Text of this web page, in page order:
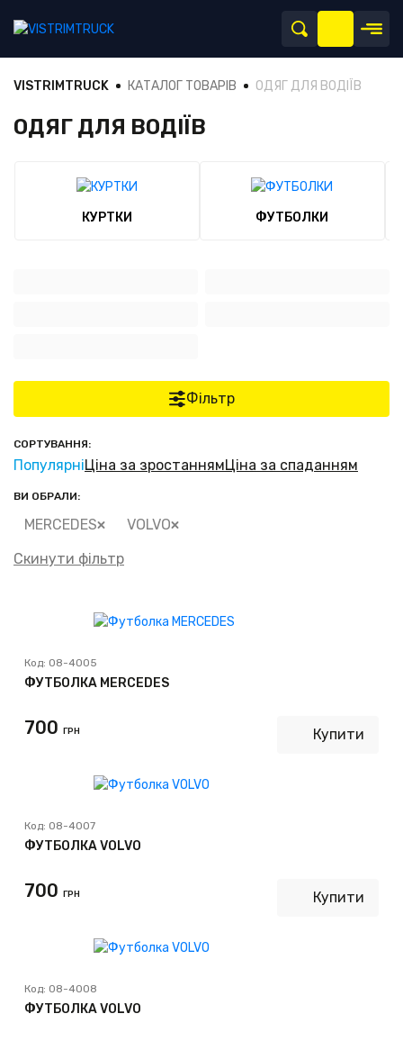
VISTRIMTRUCK КАТАЛОГ ТОВАРІВ ОДЯГ ДЛЯ ВОДІЇВ
ОДЯГ ДЛЯ ВОДІЇВ
КУРТКИ ФУТБОЛКИ
Фільтр
СОРТУВАННЯ:
ПопулярніЦіна за зростаннямЦіна за спаданням
ВИ ОБРАЛИ:
MERCEDES
VOLVO
Скинути фільтр
Код: 08-4005
ФУТБОЛКА MERCEDES
700 ГРН Купити
Код: 08-4007
ФУТБОЛКА VOLVO
700 ГРН Купити
Код: 08-4008
ФУТБОЛКА VOLVO